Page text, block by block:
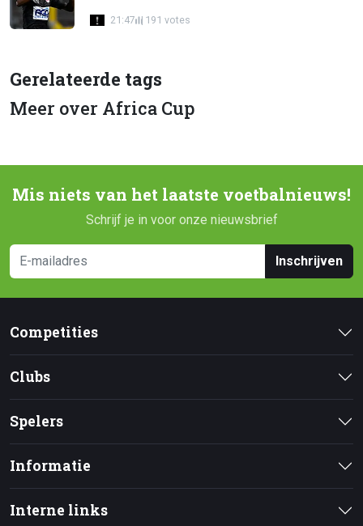
21:47 191 votes
Gerelateerde tags
Meer over Africa Cup
Mis niets van het laatste voetbalnieuws!
Schrijf je in voor onze nieuwsbrief
Inschrijven
Competities
Clubs
Spelers
Informatie
Interne links